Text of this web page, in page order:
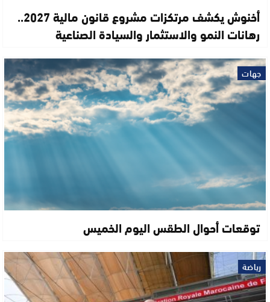
أخنوش يكشف مرتكزات مشروع قانون مالية 2027..
رهانات النمو والاستثمار والسيادة الصناعية
جهات
توقعات أحوال الطقس اليوم الخميس
رياضة